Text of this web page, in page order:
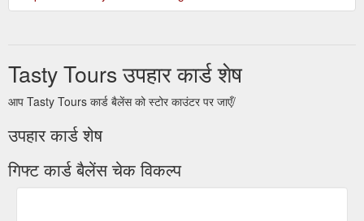
Tasty Tours उपहार कार्ड शेष
आप Tasty Tours कार्ड बैलेंस को स्टोर काउंटर पर जाएँ/
उपहार कार्ड शेष
गिफ्ट कार्ड बैलेंस चेक विकल्प